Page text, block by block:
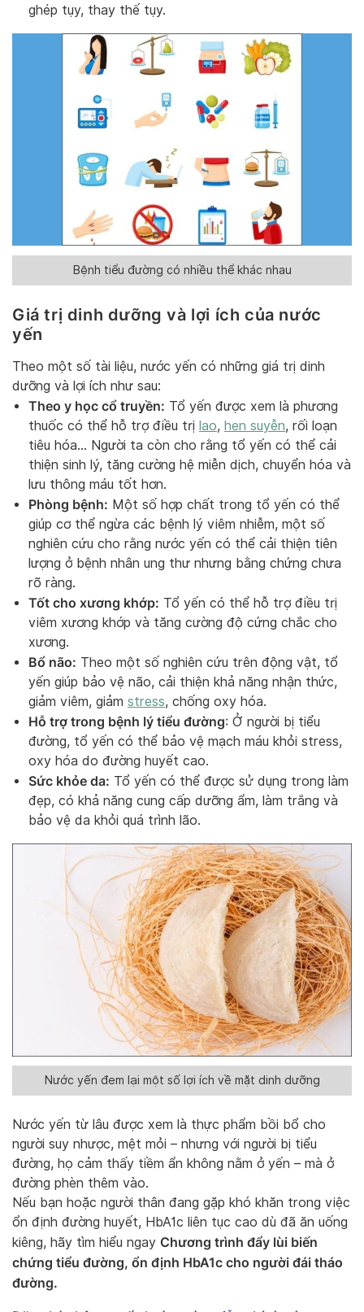
ghép tụy, thay thế tụy.
Bệnh tiểu đường có nhiều thể khác nhau
Giá trị dinh dưỡng và lợi ích của nước
yến
Theo một số tài liệu, nước yến có những giá trị dinh
dưỡng và lợi ích như sau:
Theo y học cổ truyền: Tổ yến được xem là phương
thuốc có thể hỗ trợ điều trị lao, hen suyễn, rối loạn
tiêu hóa… Người ta còn cho rằng tổ yến có thể cải
thiện sinh lý, tăng cường hệ miễn dịch, chuyển hóa và
lưu thông máu tốt hơn.
Phòng bệnh: Một số hợp chất trong tổ yến có thể
giúp cơ thể ngừa các bệnh lý viêm nhiễm, một số
nghiên cứu cho rằng nước yến có thể cải thiện tiên
lượng ở bệnh nhân ung thư nhưng bằng chứng chưa
rõ ràng.
Tốt cho xương khớp: Tổ yến có thể hỗ trợ điều trị
viêm xương khớp và tăng cường độ cứng chắc cho
xương.
Bổ não: Theo một số nghiên cứu trên động vật, tổ
yến giúp bảo vệ não, cải thiện khả năng nhận thức,
giảm viêm, giảm stress, chống oxy hóa.
Hỗ trợ trong bệnh lý tiểu đường: Ở người bị tiểu
đường, tổ yến có thể bảo vệ mạch máu khỏi stress,
oxy hóa do đường huyết cao.
Sức khỏe da: Tổ yến có thể được sử dụng trong làm
đẹp, có khả năng cung cấp dưỡng ẩm, làm trắng và
bảo vệ da khỏi quá trình lão.
Nước yến đem lại một số lợi ích về mặt dinh dưỡng
Nước yến từ lâu được xem là thực phẩm bồi bổ cho
người suy nhược, mệt mỏi – nhưng với người bị tiểu
đường, họ cảm thấy tiềm ẩn không nằm ở yến – mà ở
đường phèn thêm vào.
Nếu bạn hoặc người thân đang gặp khó khăn trong việc
ổn định đường huyết, HbA1c liên tục cao dù đã ăn uống
kiêng, hãy tìm hiểu ngay Chương trình đẩy lùi biến
chứng tiểu đường, ổn định HbA1c cho người đái tháo
đường.